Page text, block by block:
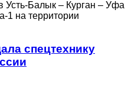
Усть-Балык – Курган – Уфа
1 на территории
спецтехнику